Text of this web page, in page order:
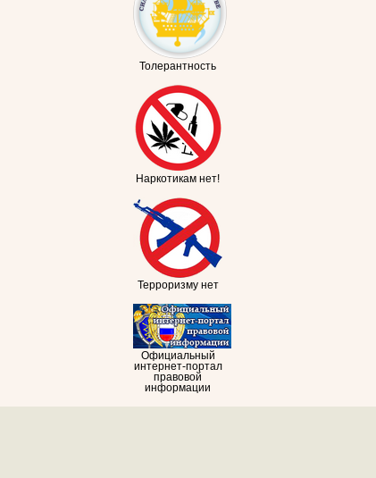
Толерантность
Наркотикам нет!
Терроризму нет
Официальный
интернет-портал
правовой
информации